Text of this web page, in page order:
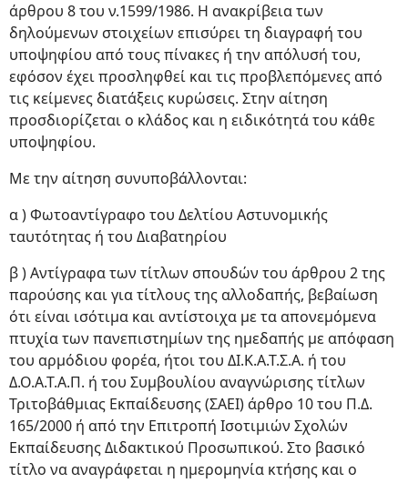
άρθρου 8 του ν.1599/1986. Η ανακρίβεια των
δηλούμενων στοιχείων επισύρει τη διαγραφή του
υποψηφίου από τους πίνακες ή την απόλυσή του,
εφόσον έχει προσληφθεί και τις προβλεπόμενες από
τις κείμενες διατάξεις κυρώσεις. Στην αίτηση
προσδιορίζεται ο κλάδος και η ειδικότητά του κάθε
υποψηφίου.
Με την αίτηση συνυποβάλλονται:
α ) Φωτοαντίγραφο του Δελτίου Αστυνομικής
ταυτότητας ή του Διαβατηρίου
β ) Αντίγραφα των τίτλων σπουδών του άρθρου 2 της
παρούσης και για τίτλους της αλλοδαπής, βεβαίωση
ότι είναι ισότιμα και αντίστοιχα με τα απονεμόμενα
πτυχία των πανεπιστημίων της ημεδαπής με απόφαση
του αρμόδιου φορέα, ήτοι του ΔΙ.Κ.Α.Τ.Σ.Α. ή του
Δ.Ο.Α.Τ.Α.Π. ή του Συμβουλίου αναγνώρισης τίτλων
Τριτοβάθμιας Εκπαίδευσης (ΣΑΕΙ) άρθρο 10 του Π.Δ.
165/2000 ή από την Επιτροπή Ισοτιμιών Σχολών
Εκπαίδευσης Διδακτικού Προσωπικού. Στο βασικό
τίτλο να αναγράφεται η ημερομηνία κτήσης και ο